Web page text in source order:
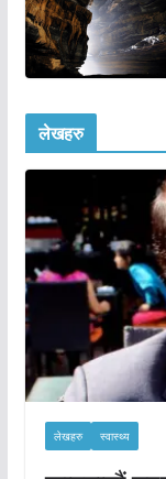
लेखहरु
लेखहरु स्वास्थ्य